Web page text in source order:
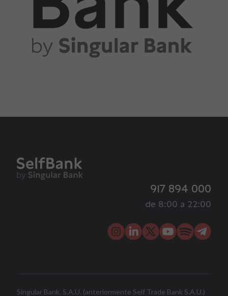
917 894 000
de 8:00 a 22:00
Singular Bank, S.A.U. (anteriormente Self Trade Bank S.A.U.)